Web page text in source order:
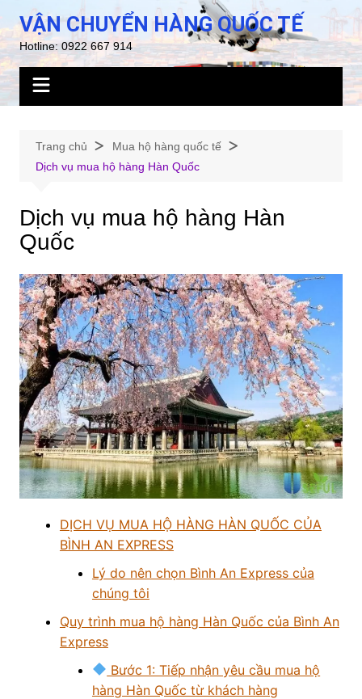
Chuyển
đến
phần
nội
dung
VẬN CHUYỂN HÀNG QUỐC TẾ
Hotline: 0922 667 914
Trang chủ
Mua hộ hàng quốc tế
Dịch vụ mua hộ hàng Hàn Quốc
Dịch vụ mua hộ hàng Hàn
Quốc
DỊCH VỤ MUA HỘ HÀNG HÀN QUỐC CỦA
BÌNH AN EXPRESS
Lý do nên chọn Bình An Express của
chúng tôi
Quy trình mua hộ hàng Hàn Quốc của Bình An
Express
Bước 1: Tiếp nhận yêu cầu mua hộ
hàng Hàn Quốc từ khách hàng